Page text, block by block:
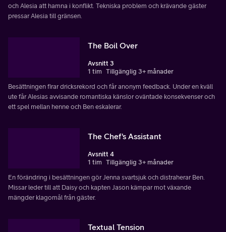
och Alesia att hamna i konflikt. Tekniska problem och krävande gäster
pressar Alesia till gränsen.
The Boil Over
Avsnitt 3
1 tim Tillgänglig 3+ månader
Besättningen firar dricksrekord och får anonym feedback. Under en kväll
ute får Alesias avvisande romantiska känslor oväntade konsekvenser och
ett spel mellan henne och Ben eskalerar.
The Chef's Assistant
Avsnitt 4
1 tim Tillgänglig 3+ månader
En förändring i besättningen gör Jenna svartsjuk och distraherar Ben.
Missar leder till att Daisy och kapten Jason kämpar mot växande
mängder klagomål från gäster.
Textual Tension